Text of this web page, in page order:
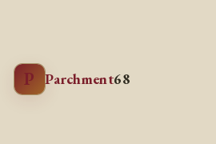
P Parchment68